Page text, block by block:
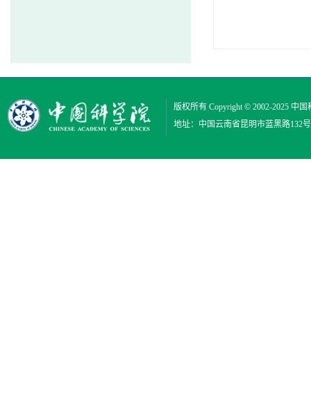
版权所有 Copyright © 2002-2025 中国
地址：中国云南省昆明市蓝黑路